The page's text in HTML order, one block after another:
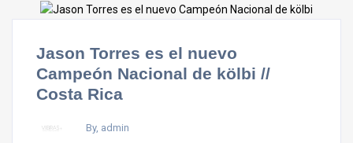
Jason Torres es el nuevo
Campeón Nacional de kölbi //
Costa Rica
By, admin